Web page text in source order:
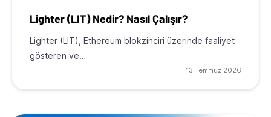
Lighter (LIT) Nedir? Nasıl Çalışır?
Lighter (LIT), Ethereum blokzinciri üzerinde faaliyet
gösteren ve…
13 Temmuz 2026